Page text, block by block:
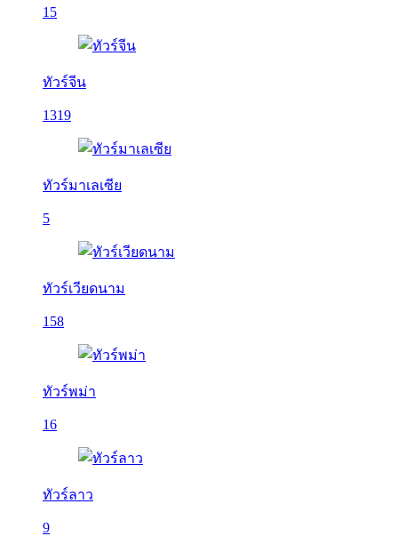
15
ทัวร์จีน
1319
ทัวร์มาเลเซีย
5
ทัวร์เวียดนาม
158
ทัวร์พม่า
16
ทัวร์ลาว
9